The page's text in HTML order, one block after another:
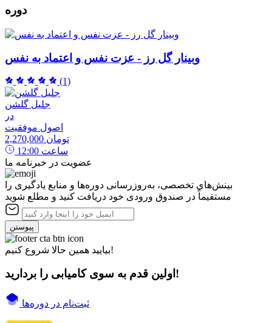
وبینار گل رز - عزت نفس و اعتماد به نفس
(1)
جلیل گلشن
در
اصول موفقیت
2,270,000 تومان
12:00 ساعت
عضویت در خبرنامه ما
بینش‌های تخصصی، به‌روزرسانی دوره‌ها و منابع یادگیری را
مستقیماً در صندوق ورودی خود دریافت کنید و مطلع شوید
پیوستن
بیایید همین حالا شروع کنیم!
اولین قدم به سوی کامیابی را بردارید!
ثبت‌نام در دوره‌ها